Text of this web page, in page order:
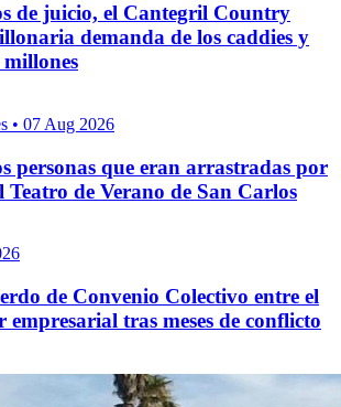
de juicio, el Cantegril Country
demanda de los caddies y
• 07 Aug 2026
personas que eran arrastradas por
Teatro de Verano de San Carlos
de Convenio Colectivo entre el
empresarial tras meses de conflicto